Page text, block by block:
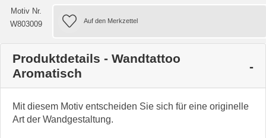
Motiv Nr.
W803009
Produktdetails - Wandtattoo
Aromatisch
Mit diesem Motiv entscheiden Sie sich für eine originelle
Art der Wandgestaltung.